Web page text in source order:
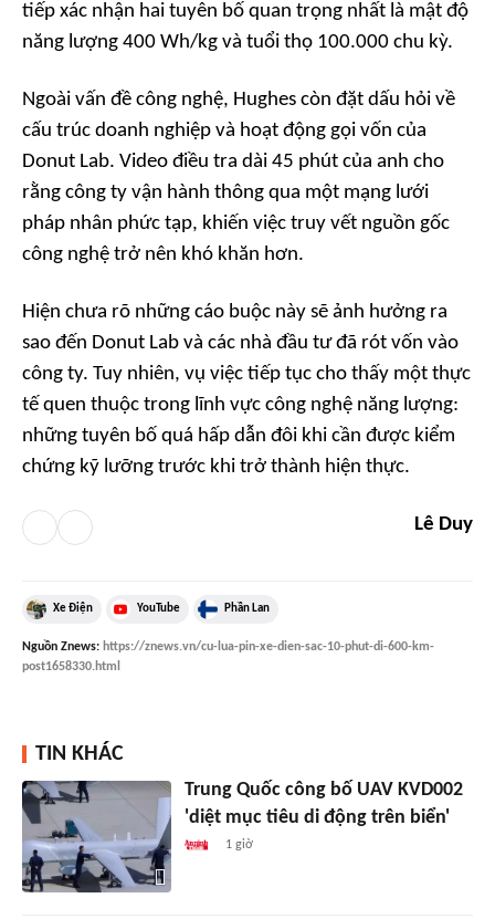
tiếp xác nhận hai tuyên bố quan trọng nhất là mật độ
năng lượng 400 Wh/kg và tuổi thọ 100.000 chu kỳ.
Ngoài vấn đề công nghệ, Hughes còn đặt dấu hỏi về
cấu trúc doanh nghiệp và hoạt động gọi vốn của
Donut Lab. Video điều tra dài 45 phút của anh cho
rằng công ty vận hành thông qua một mạng lưới
pháp nhân phức tạp, khiến việc truy vết nguồn gốc
công nghệ trở nên khó khăn hơn.
Hiện chưa rõ những cáo buộc này sẽ ảnh hưởng ra
sao đến Donut Lab và các nhà đầu tư đã rót vốn vào
công ty. Tuy nhiên, vụ việc tiếp tục cho thấy một thực
tế quen thuộc trong lĩnh vực công nghệ năng lượng:
những tuyên bố quá hấp dẫn đôi khi cần được kiểm
chứng kỹ lưỡng trước khi trở thành hiện thực.
Lê Duy
Xe Điện YouTube Phần Lan
Nguồn Znews: https://znews.vn/cu-lua-pin-xe-dien-sac-10-phut-di-600-km-
post1658330.html
TIN KHÁC
Trung Quốc công bố UAV KVD002
'diệt mục tiêu di động trên biển'
1 giờ